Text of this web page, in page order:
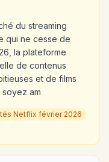
du streaming
qui ne cesse de
la plateforme
de contenus
et de films
soyez am
Netflix février 2026